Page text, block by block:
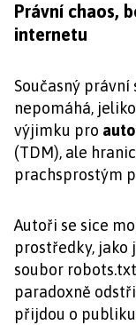
Právní chaos,
internetu
Současný
nepomáhá,
výjimku pro
(TDM), ale
prachsprostým
Autoři se sice
prostředky, jako
soubor
paradoxně
přijdou o